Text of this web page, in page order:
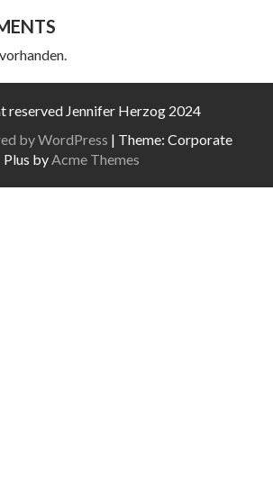
reserved Jennifer Herzog 2024
by WordPress | Theme: Corporate
Plus byAcme Themes